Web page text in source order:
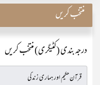
منتخب کریں
درجہ بندی (کٹیگری) منتخب کریں